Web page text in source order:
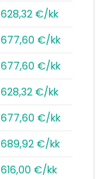
628,32 €/kk
677,60 €/kk
677,60 €/kk
628,32 €/kk
677,60 €/kk
689,92 €/kk
616,00 €/kk